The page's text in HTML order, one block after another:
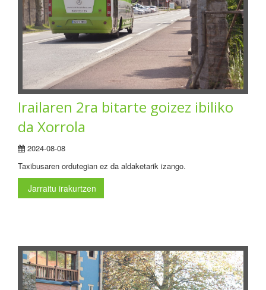
Irailaren 2ra bitarte goizez ibiliko
da Xorrola
2024-08-08
Taxibusaren ordutegian ez da aldaketarik izango.
Jarraitu irakurtzen